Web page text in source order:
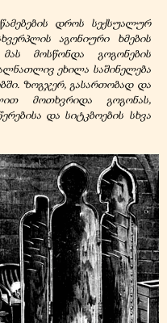
დროს სექსუალურ
აგონიური ხმების
მოსწონდა გოგონების
ეხილა საშინელება
ზოგჯერ, გასართობად და
მოთხვრიდა გოგონას,
და სიტკბოების სხვა